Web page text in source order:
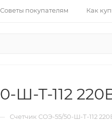
Советы покупателям Как
Ш-Т-112
Счетчик СОЭ-55/50-Ш-Т-112